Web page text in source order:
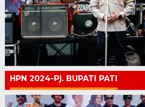
HPN 2024-Pj. BUPATI PATI